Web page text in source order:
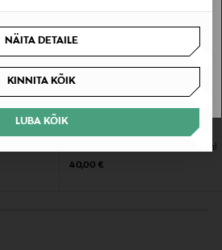
NÄITA DETAILE
KINNITA KÕIK
LUBA KÕIK
Kehakreem Velvet Seaweed 200 ml
Original Price
40,00 €
SAAN ARU